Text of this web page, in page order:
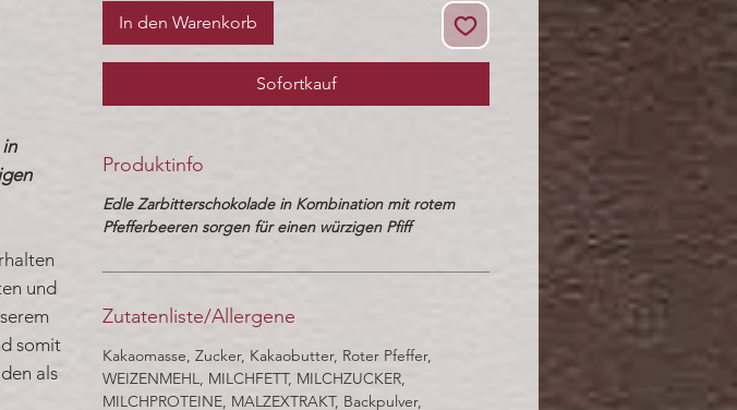
und
somit
als
In den Warenkorb
Sofortkauf
Produktinfo
Edle Zarbitterschokolade in Kombination mit rotem
Pfefferbeeren sorgen für einen würzigen Pfiff
Zutatenliste/Allergene
Kakaomasse, Zucker, Kakaobutter, Roter Pfeffer,
WEIZENMEHL, MILCHFETT, MILCHZUCKER,
MILCHPROTEINE, MALZEXTRAKT, Backpulver,